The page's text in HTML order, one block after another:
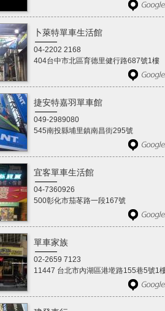
卜萊特單車生活館
04-2202 2168
404台中市北區育德里健行路687號1樓
捷安特嘉羽單車館
049-2989080
545南投縣埔里鎮南昌街295號
宜客單車生活館
04-7360926
500彰化市茄苳路一段167號
單車家族
02-2659 7123
11447 台北市內湖區港墘路155巷5號1